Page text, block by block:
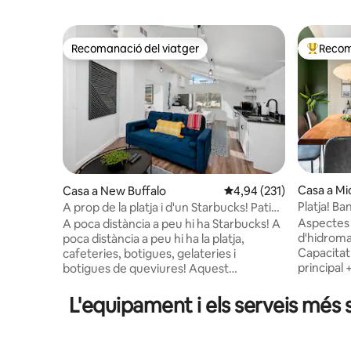
Recomanació del viatger
Recomanació del viatger
Casa a New Buffalo 4,94 de puntuació
4,94 (231)
A prop de la platja i d'un Starbucks! Pati
privat, foguera!
A poca distància a peu hi ha Starbucks! A
poca distància a peu hi ha la platja,
cafeteries, botigues, gelateries i
botigues de queviures! Aquest
2 banys és perfecte per gaudir del pati
tancat, la graella, la foguera i els jocs de
Casa a
Platja!
Buffalo!
Capacitat
principal
Creek
Buffalo +
L'equipament i els serveis